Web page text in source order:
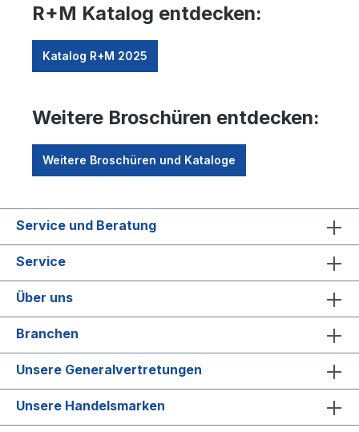
R+M Katalog entdecken:
Katalog R+M 2025
Weitere Broschüren entdecken:
Weitere Broschüren und Kataloge
Service und Beratung
Service
Über uns
Branchen
Unsere Generalvertretungen
Unsere Handelsmarken